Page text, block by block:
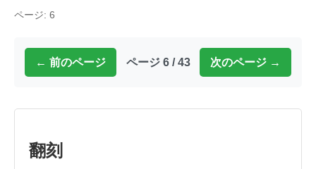
ページ: 6
← 前のページ ページ 6 / 43 次のページ →
翻刻